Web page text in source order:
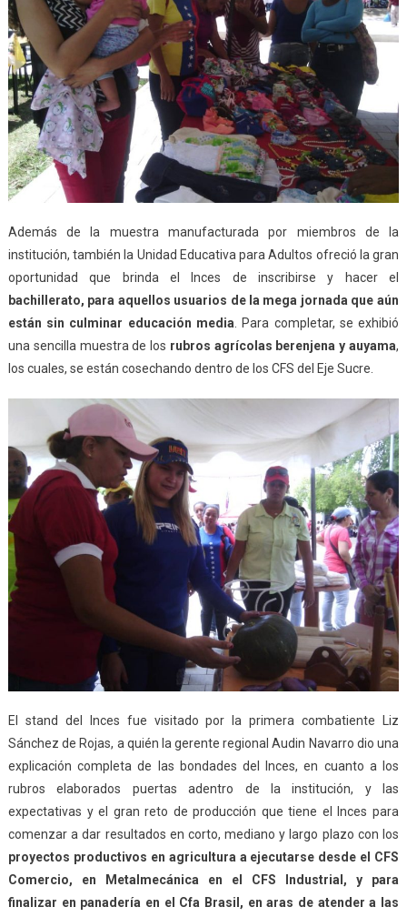
Además de la muestra manufacturada por miembros de la
institución, también la Unidad Educativa para Adultos ofreció la gran
oportunidad que brinda el Inces de inscribirse y hacer el
bachillerato, para aquellos usuarios de la mega jornada que aún
están sin culminar educación media . Para completar, se exhibió
una sencilla muestra de los rubros agrícolas berenjena y auyama,
los cuales, se están cosechando dentro de los CFS del Eje Sucre.
El stand del Inces fue visitado por la primera combatiente Liz
Sánchez de Rojas, a quién la gerente regional Audin Navarro dio una
explicación completa de las bondades del Inces, en cuanto a los
rubros elaborados puertas adentro de la institución, y las
expectativas y el gran reto de producción que tiene el Inces para
comenzar a dar resultados en corto, mediano y largo plazo con los
proyectos productivos en agricultura a ejecutarse desde el CFS
Comercio, en Metalmecánica en el CFS Industrial, y para
finalizar en panadería en el Cfa Brasil, en aras de atender a las